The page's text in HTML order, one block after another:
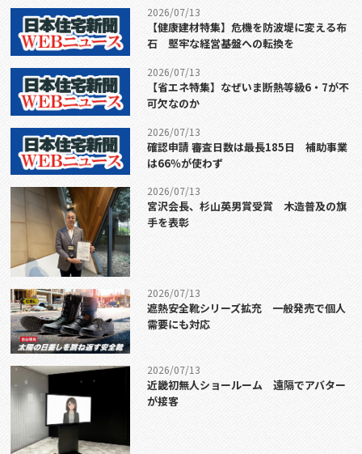
2026/07/13
【健康建材特集】危機を防波堤に変える布
石 堅牢な経営基盤への転換を
2026/07/13
【省エネ特集】なぜいま断熱等級6・7が不
可欠なのか
2026/07/13
確認申請 審査日数は最長185日 補助事業
は66％が使わず
2026/07/13
宮沢会長、杉山英男賞受賞 木造普及の旗
手を表彰
2026/07/13
遮熱安全靴シリーズ拡充 一般発売で個人
需要にも対応
2026/07/13
近畿初無人ショールーム 遠隔でアバター
が接客